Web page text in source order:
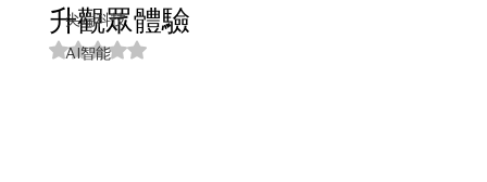
尖端科技
AI智能
升觀眾體驗
評等為 NaN（最高為 5 顆星）。